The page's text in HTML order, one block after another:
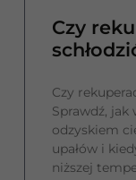
Czy
Czy
Sprawdź,
odzyskiem
upałów i
niższej